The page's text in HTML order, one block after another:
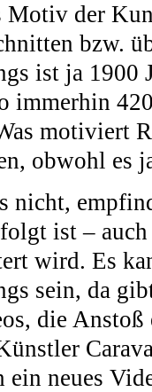
Motiv der
bzw.
ist ja 1900
immerhin
motiviert
obwohl es
nicht,
ist – auch
wird. Es
sein, da
die Anstoß
ein neues